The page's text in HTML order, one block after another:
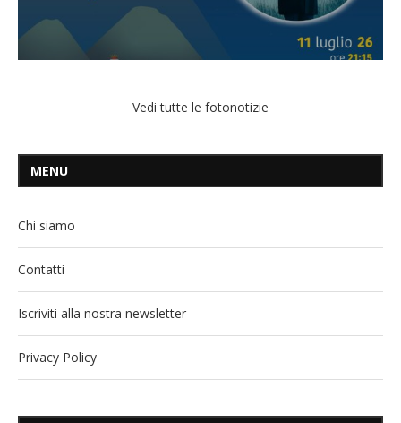
Vedi tutte le fotonotizie
MENU
Chi siamo
Contatti
Iscriviti alla nostra newsletter
Privacy Policy